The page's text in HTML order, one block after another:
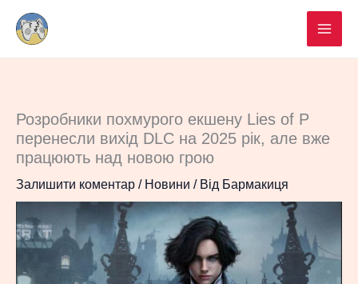
Перейти
вмісту
Розробники похмурого екшену Lies of P
перенесли вихід DLC на 2025 рік, але вже
працюють над новою грою
Залишити коментар / Новини / Від Бармакиця